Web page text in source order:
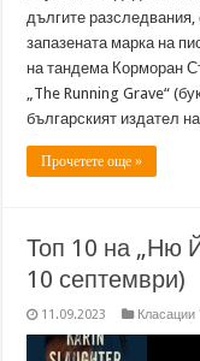
дългите разследвания,
запазената марка на
на тандема Корморан
„The Running Grave“
българският издател
Прочетете още »
Топ 10 на „Ню
10 септември)
11.09.2023